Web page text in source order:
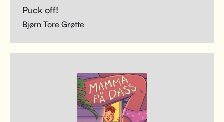
Puck off!
Bjørn Tore Grøtte